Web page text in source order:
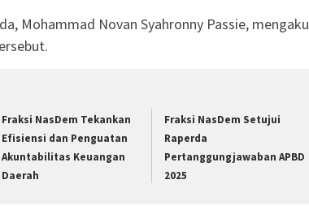
Mohammad Novan Syahronny Passie, mengaku
Fraksi NasDem Tekankan
Efisiensi dan Penguatan
Akuntabilitas Keuangan
Daerah
Fraksi NasDem Setujui
Raperda
Pertanggungjawaban APBD
2025